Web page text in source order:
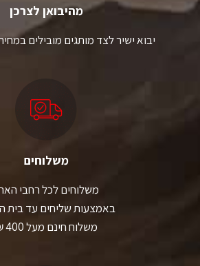
מהיבואן לצרכן
יבוא ישיר לצד מותגים מובילים
משלוחים
משלוחים לכל רחבי
באמצעות שליחים עד בית
משלוח חינם מעל 400 ₪